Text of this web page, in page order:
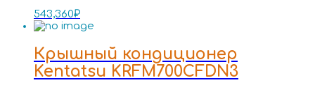
543,360₽
Крышный кондиционер
Kentatsu KRFM700CFDN3